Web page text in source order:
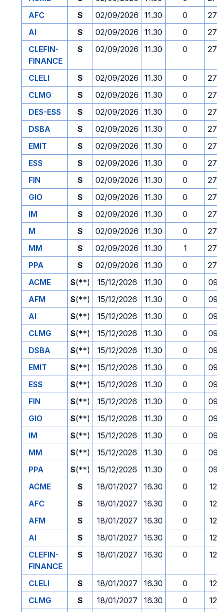
AFC
S 02/09/2026 11.30 0
AI
S 02/09/2026 11.30 0
CLEFIN-
FINANCE
S 02/09/2026 11.30 0
CLELI S 02/09/2026 11.30 0
CLMG
S 02/09/2026 11.30 0
DES-ESS
S 02/09/2026 11.30 0
DSBA
S 02/09/2026 11.30 0
EMIT
S 02/09/2026 11.30 0
ESS
S 02/09/2026 11.30 0
FIN
S 02/09/2026 11.30 0
GIO
S 02/09/2026 11.30 0
IM
S 02/09/2026 11.30 0
M
S 02/09/2026 11.30 0
MM
S 02/09/2026 11.30 1
PPA
S 02/09/2026 11.30 0
ACME
S(**) 15/12/2026 11.30 0
AFM
S(**) 15/12/2026 11.30 0
AI
S(**) 15/12/2026 11.30 0
CLMG
S(**) 15/12/2026 11.30 0
DSBA
S(**) 15/12/2026 11.30 0
EMIT
S(**) 15/12/2026 11.30 0
ESS
S(**) 15/12/2026 11.30 0
FIN
S(**) 15/12/2026 11.30 0
GIO
S(**) 15/12/2026 11.30 0
IM
S(**) 15/12/2026 11.30 0
MM
S(**) 15/12/2026 11.30 0
PPA
S(**) 15/12/2026 11.30 0
ACME
S 18/01/2027 16.30 0
AFC
S 18/01/2027 16.30 0
AFM
S 18/01/2027 16.30 0
AI
S 18/01/2027 16.30 0
CLEFIN-
FINANCE
S 18/01/2027 16.30 0
CLELI S 18/01/2027 16.30 0
CLMG
S 18/01/2027 16.30 0